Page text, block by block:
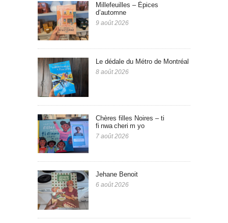
Millefeuilles – Épices
d’automne
9 août 2026
Le dédale du Métro de Montréal
8 août 2026
Chères filles Noires – ti
fi nwa cheri m yo
7 août 2026
Jehane Benoit
6 août 2026